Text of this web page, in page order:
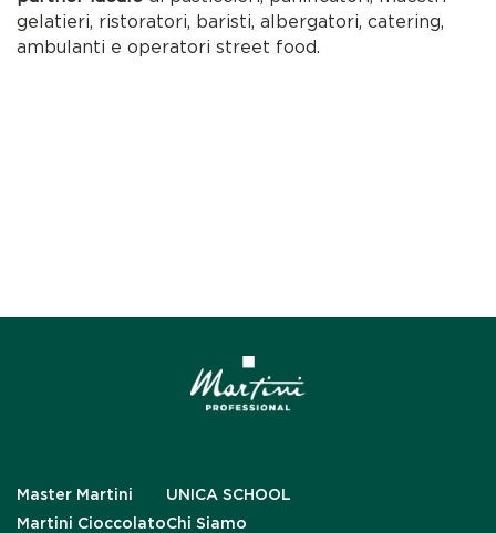
gelatieri, ristoratori, baristi, albergatori, catering,
ambulanti e operatori street food.
Master Martini
Martini Cioccolato
UNICA SCHOOL
Chi Siamo